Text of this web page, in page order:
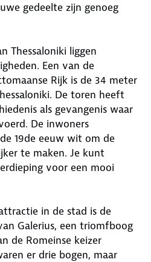
gedeelte zijn genoeg
Thessaloniki liggen
Een van de
Rijk is de 34 meter
De toren heeft
als gevangenis waar
De inwoners
19de eeuw wit om de
te maken. Je kunt
voor een mooi
in de stad is de
Galerius, een triomfboog
de Romeinse keizer
er drie bogen, maar